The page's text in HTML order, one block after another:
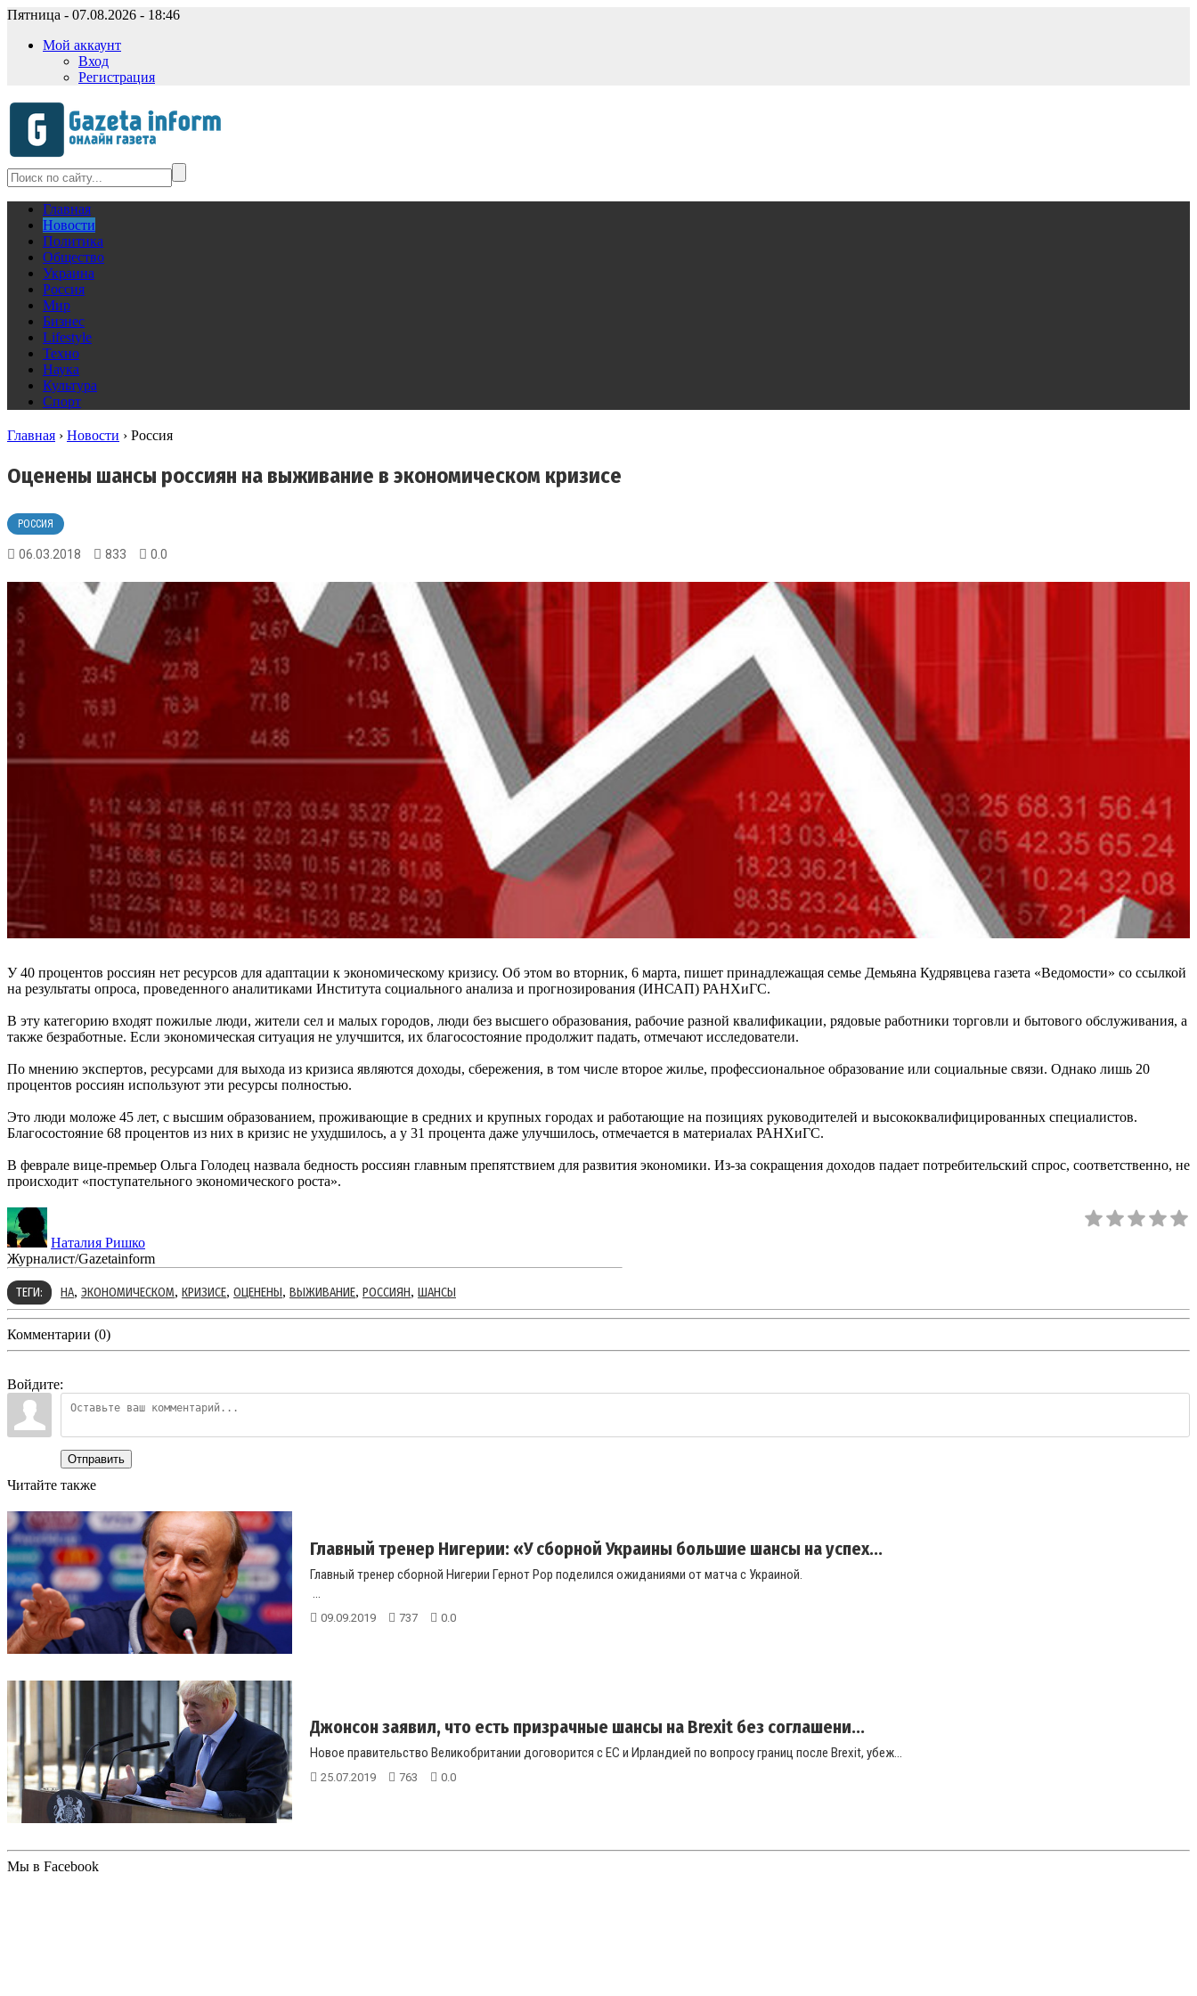
Пятница - 07.08.2026 - 18:46
Мой аккаунт
Вход
Регистрация
Главная
Новости
Политика
Общество
Украина
Россия
Мир
Бизнес
Lifestyle
Техно
Наука
Культура
Спорт
Главная › Новости › Россия
Оценены шансы россиян на выживание в экономическом кризисе
РОССИЯ
06.03.2018 833 0.0
У 40 процентов россиян нет ресурсов для адаптации к экономическому кризису. Об этом во вторник, 6 марта, пишет принадлежащая семье Демьяна Кудрявцева газета «Ведомости» со ссылкой
на результаты опроса, проведенного аналитиками Института социального анализа и прогнозирования (ИНСАП) РАНХиГС.
В эту категорию входят пожилые люди, жители сел и малых городов, люди без высшего образования, рабочие разной квалификации, рядовые работники торговли и бытового обслуживания, а
также безработные. Если экономическая ситуация не улучшится, их благосостояние продолжит падать, отмечают исследователи.
По мнению экспертов, ресурсами для выхода из кризиса являются доходы, сбережения, в том числе второе жилье, профессиональное образование или социальные связи. Однако лишь 20
процентов россиян используют эти ресурсы полностью.
Это люди моложе 45 лет, с высшим образованием, проживающие в средних и крупных городах и работающие на позициях руководителей и высококвалифицированных специалистов.
Благосостояние 68 процентов из них в кризис не ухудшилось, а у 31 процента даже улучшилось, отмечается в материалах РАНХиГС.
В феврале вице-премьер Ольга Голодец назвала бедность россиян главным препятствием для развития экономики. Из-за сокращения доходов падает потребительский спрос, соответственно, не
происходит «поступательного экономического роста».
Наталия Ришко
Журналист/Gazetainform
ТЕГИ: НА, ЭКОНОМИЧЕСКОМ, КРИЗИСЕ, ОЦЕНЕНЫ, ВЫЖИВАНИЕ, РОССИЯН, ШАНСЫ
Комментарии (0)
Войдите:
Отправить
Читайте также
Главный тренер Нигерии: «У сборной Украины большие шансы на успех...
Главный тренер сборной Нигерии Гернот Рор поделился ожиданиями от матча с Украиной.
...
09.09.2019 737 0.0
Джонсон заявил, что есть призрачные шансы на Brexit без соглашени...
Новое правительство Великобритании договорится с ЕС и Ирландией по вопросу границ после Brexit, убеж...
25.07.2019 763 0.0
Мы в Facebook